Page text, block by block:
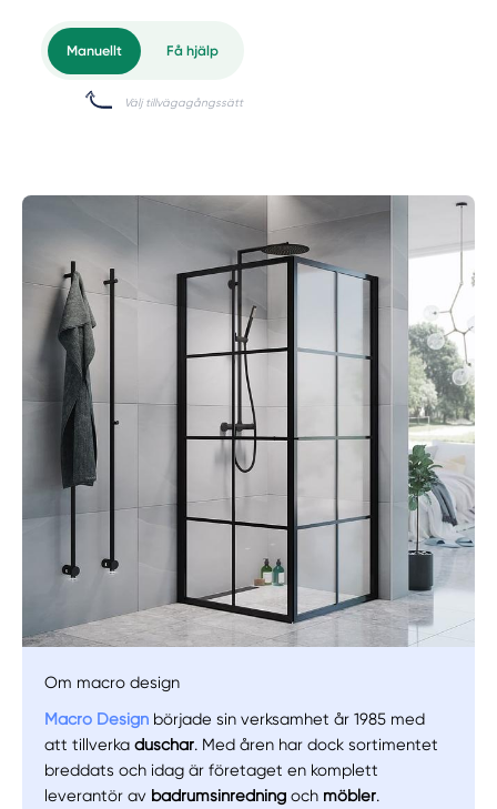
Få hjälp
Välj tillvägagångssätt
Om macro design
Macro Design började sin verksamhet år 1985 med
att tillverkaduschar. Med åren har dock sortimentet
breddats och idag är företaget en komplett
leverantör av badrumsinredningoch möbler.